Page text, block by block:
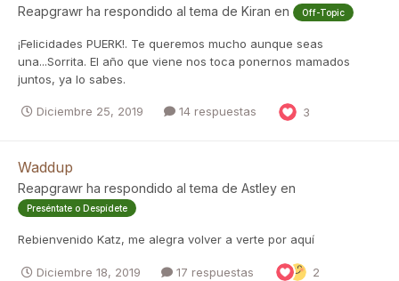
Reapgrawr ha respondido al tema de Kiran en Off-Topic
¡Felicidades PUERK!. Te queremos mucho aunque seas
una...Sorrita. El año que viene nos toca ponernos mamados
juntos, ya lo sabes.
Diciembre 25, 2019 14 respuestas 3
Waddup
Reapgrawr ha respondido al tema de Astley en
Preséntate o Despídete
Rebienvenido Katz, me alegra volver a verte por aquí
Diciembre 18, 2019 17 respuestas 2